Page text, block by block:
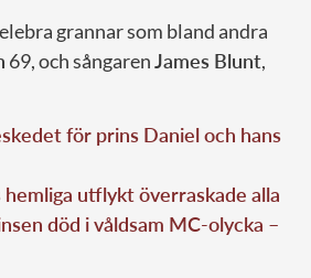
grannar som bland andra
69, och sångarenJames Blunt,
för prins Daniel och hans
utflykt överraskade alla
död i våldsam MC-olycka –